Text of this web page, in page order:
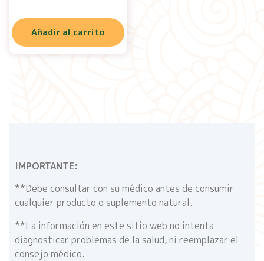
Añadir al carrito
IMPORTANTE:
**Debe consultar con su médico antes de consumir
cualquier producto o suplemento natural.
**La información en este sitio web no intenta
diagnosticar problemas de la salud, ni reemplazar el
consejo médico.